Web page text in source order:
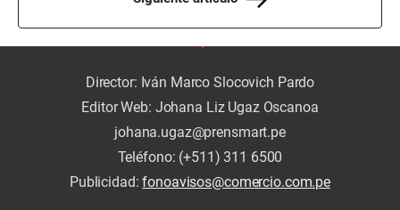
Director: Iván Marco Slocovich Pardo
Editor Web: Johana Liz Ugaz Oscanoa
johana.ugaz@prensmart.pe
Teléfono: (+511) 311 6500
Publicidad:fonoavisos@comercio.com.pe